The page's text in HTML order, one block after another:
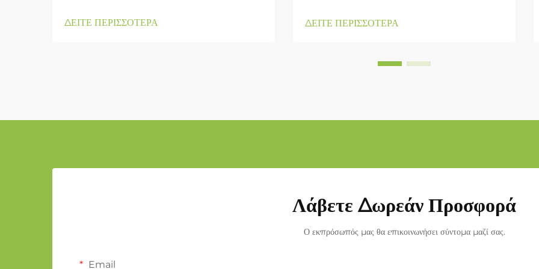
ΔΕΙΤΕ ΠΕΡΙΣΣΟΤΕΡΑ ΔΕΙΤΕ ΠΕΡΙΣΣΟΤΕΡΑ
Λάβετε Δωρεάν Προσφορά
Ο εκπρόσωπός μας θα επικοινωνήσει σύντομα μαζί σας.
Email